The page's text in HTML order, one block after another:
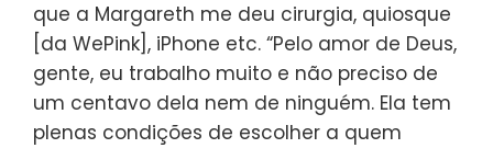
que a Margareth me deu cirurgia, quiosque
[da WePink], iPhone etc. “Pelo amor de Deus,
gente, eu trabalho muito e não preciso de
um centavo dela nem de ninguém. Ela tem
plenas condições de escolher a quem